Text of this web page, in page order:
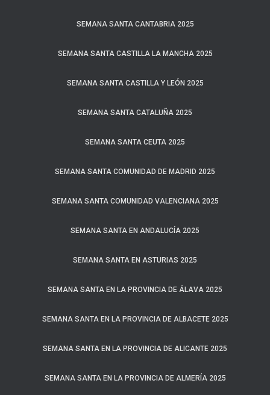
SEMANA SANTA CANTABRIA 2025
SEMANA SANTA CASTILLA LA MANCHA 2025
SEMANA SANTA CASTILLA Y LEÓN 2025
SEMANA SANTA CATALUÑA 2025
SEMANA SANTA CEUTA 2025
SEMANA SANTA COMUNIDAD DE MADRID 2025
SEMANA SANTA COMUNIDAD VALENCIANA 2025
SEMANA SANTA EN ANDALUCÍA 2025
SEMANA SANTA EN ASTURIAS 2025
SEMANA SANTA EN LA PROVINCIA DE ÁLAVA 2025
SEMANA SANTA EN LA PROVINCIA DE ALBACETE 2025
SEMANA SANTA EN LA PROVINCIA DE ALICANTE 2025
SEMANA SANTA EN LA PROVINCIA DE ALMERÍA 2025